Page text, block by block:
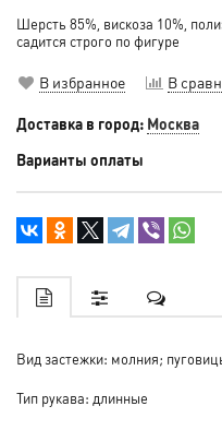
Шерсть 85%, вискоза 10%,
садится строго по фигуре
В избранное В
Доставка в город: Москва
Варианты оплаты
Вид застежки: молния;
Тип рукава: длинные